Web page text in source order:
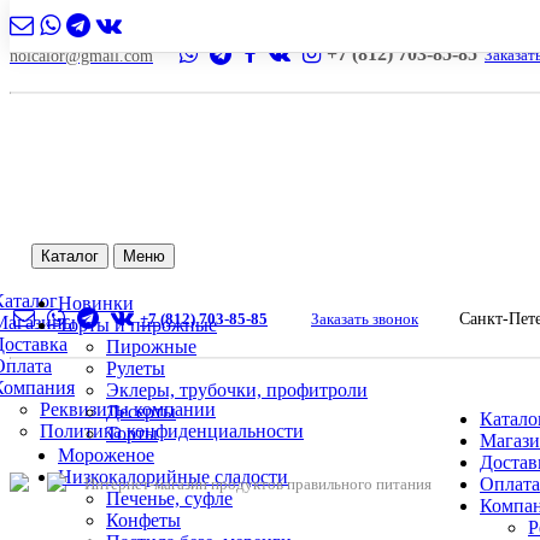
nolcalor@gmail.com +7 (812) 703-85-85
Каталог Меню
Реквизиты компании
Политика конфиденциальности
Новинки
Торты и пирожные
Пирожные
Рулеты
Эклеры, трубочки, профитроли
Десерты
Торты
Мороженое
Низкокалорийные сладости
Печенье, суфле
Конфеты
+7 (812) 703-85-85 Заказать звонок Санкт-
Интернет-магазин продуктов правильного питания
Оплата